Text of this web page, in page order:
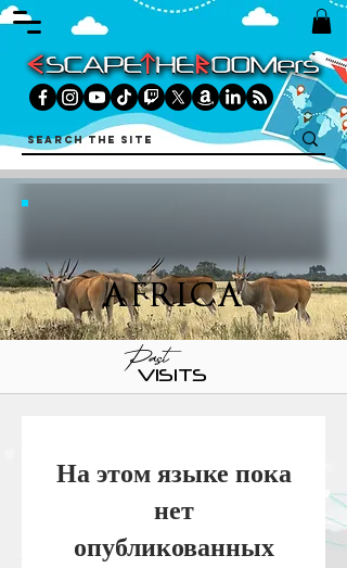
AFRICA
Past
VISITS
На этом языке пока
нет
опубликованных